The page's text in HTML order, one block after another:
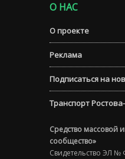
О НАС
О проекте
Реклама
Подписаться на
Транспорт
Средство массовой
сообщество»
Свидетельство ЭЛ №